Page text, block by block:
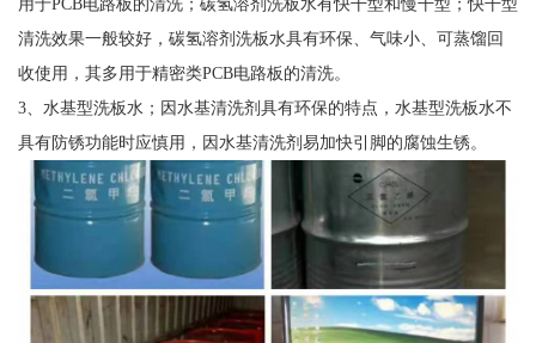
用于PCB电路板的清洗；碳氢溶剂洗板水有快干型和慢干型；快干型
清洗效果一般较好，碳氢溶剂洗板水具有环保、气味小、可蒸馏回
收使用，其多用于精密类PCB电路板的清洗。
3、水基型洗板水；因水基清洗剂具有环保的特点，水基型洗板水不
具有防锈功能时应慎用，因水基清洗剂易加快引脚的腐蚀生锈。